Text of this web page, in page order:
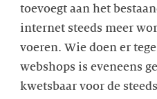
toevoegt aan het
internet steeds meer
voeren. Wie doen er
webshops is eveneens
kwetsbaar voor de